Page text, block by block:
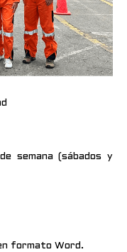
semana (sábados y
formato Word.